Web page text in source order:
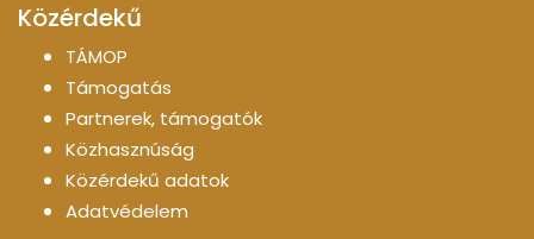
Közérdekű
TÁMOP
Támogatás
Partnerek, támogatók
Közhasznúság
Közérdekű adatok
Adatvédelem